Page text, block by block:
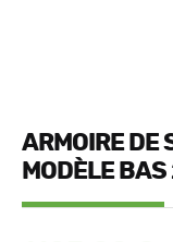
ARMOIRE DE
MODÈLE